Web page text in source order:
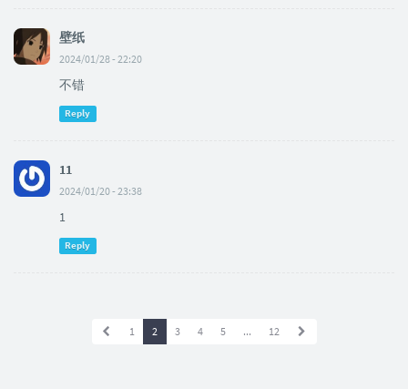
壁纸
2024/01/28 - 22:20
不错
Reply
11
2024/01/20 - 23:38
1
Reply
1 2 3 4 5 ... 12